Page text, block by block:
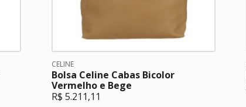
CELINE
Bolsa Celine Cabas Bicolor
Vermelho e Bege
R$ 5.211,11